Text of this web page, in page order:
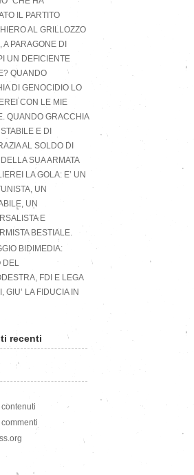
IL PARTITO
AL GRILLOZZO
A PARAGONE DI
UN DEFICIENTE
QUANDO
DI GENOCIDIO LO
CON LE MIE
QUANDO GRACCHIA
E DI
AL SOLDO DI
SUA ARMATA
LA GOLA: E’ UN
UN
UN
E
BESTIALE.
BIDIMEDIA:
DEL
FDI E LEGA
GIU’ LA FIDUCIA IN
recenti